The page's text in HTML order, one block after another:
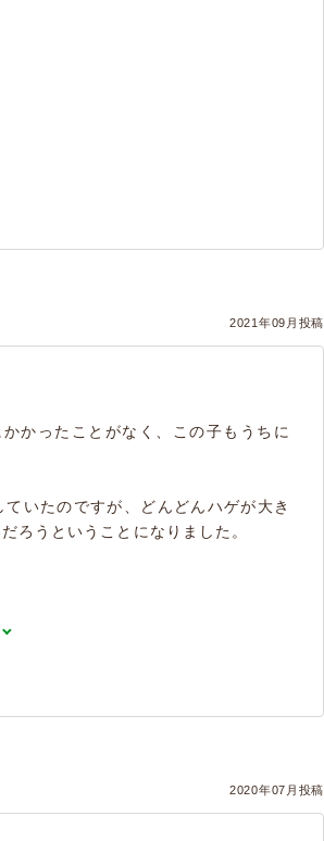
2021年09月投稿
かったことがなく、この子もうちに
いたのですが、どんどんハゲが大き
ろうということになりました。
2020年07月投稿